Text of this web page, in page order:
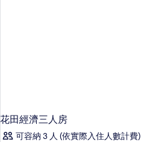
花田經濟三人房
可容納 3 人 (依實際入住人數計費)